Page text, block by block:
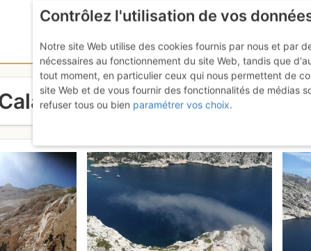
de Sormiou - Le Bec
Contrôlez l'utilisation de vos
Notre site Web utilise des cookies fournis par nous et par
nécessaires au fonctionnement du site Web, tandis que
tout moment, en particulier ceux qui nous permettent de
site Web et de vous fournir des fonctionnalités de médias
refuser tous ou bien paramétrer vos choix.